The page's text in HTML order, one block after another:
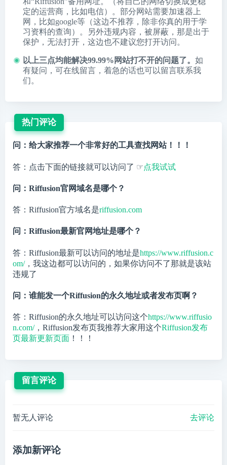
定的运营商，比如电信）。部分网站需要加速器上
网，比如google等（这边不推荐，除非你真的用于学
习资料的查询）。另外违规内容，被屏蔽，那是出于
保护，无法打开，这边也不建议您打开访问。
以上三点均能解决99.99%网站打不开的问题了。 如
有疑问，可在线留言，着急的话也可以留言联系我
们。
热门评论
问：给大家推荐一个非常好的工具查找网站！！！
答：点击下面的链接就可以访问了 ☞点我试试
问：Riffusion官网域名是哪个？
答：Riffusion官方域名是riffusion.com
问：Riffusion最新官网地址是哪个？
答：Riffusion最新可以访问的地址是https://www.riffusion.c
om/，我这边都可以访问的，如果你访问不了那就是该站
违规了
问：谁能发一个Riffusion的永久地址或者发布页啊？
答：Riffusion的永久地址可以访问这个https://www.riffusio
n.com/，Riffusion发布页我推荐大家用这个Riffusion发布
页最新更新页面 ！！！
留言评论
暂无人评论 去评论
添加新评论